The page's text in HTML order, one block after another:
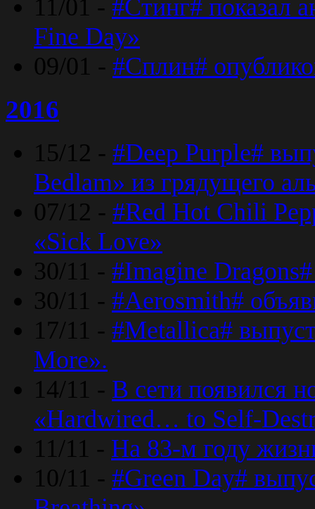
11/01 - #Стинг# показал
Fine Day»
09/01 - #Сплин#
2016
15/12 - #Deep Purple#
Bedlam» из грядущего
07/12 - #Red Hot Chili
«Sick Love»
30/11 - #Imagine
30/11 - #Aerosmith#
17/11 - #Metallica#
More».
14/11 - В сети появился
«Hardwired… to Self-
11/11 - На 83-м году
10/11 - #Green Day#